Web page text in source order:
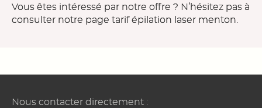
Vous êtes intéressé par notre offre ? N’hésitez pas à
consulter notre page tarif épilation laser menton
Nous contacter directement :